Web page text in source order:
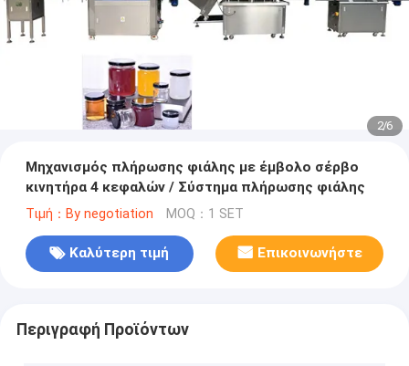
2/6
Μηχανισμός πλήρωσης φιάλης με έμβολο σέρβο
κινητήρα 4 κεφαλών / Σύστημα πλήρωσης φιάλης
Τιμή：By negotiation MOQ：1 SET
Καλύτερη τιμή Επικοινωνήστε
Περιγραφή Προϊόντων